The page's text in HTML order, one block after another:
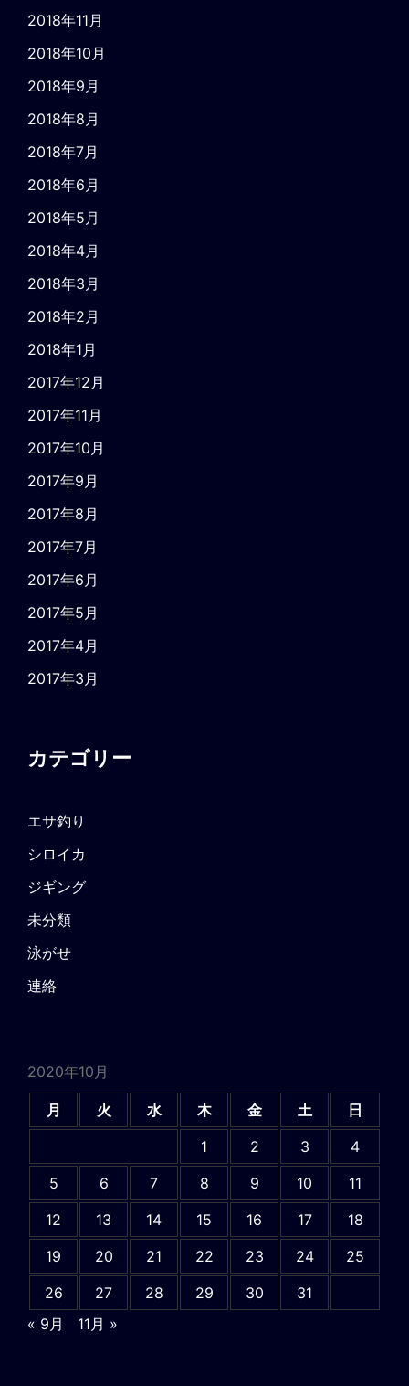
2018年11月
2018年10月
2018年9月
2018年8月
2018年7月
2018年6月
2018年5月
2018年4月
2018年3月
2018年2月
2018年1月
2017年12月
2017年11月
2017年10月
2017年9月
2017年8月
2017年7月
2017年6月
2017年5月
2017年4月
2017年3月
カテゴリー
エサ釣り
シロイカ
ジギング
未分類
泳がせ
連絡
2020年10月
月 火 水 木 金 土
日
1
2 3
4
5
6 7 8 9 10
11
12
13 14 15 16 17
18
19
20 21 22 23 24
25
26
27 28 29 30
31
« 9月
11月 »